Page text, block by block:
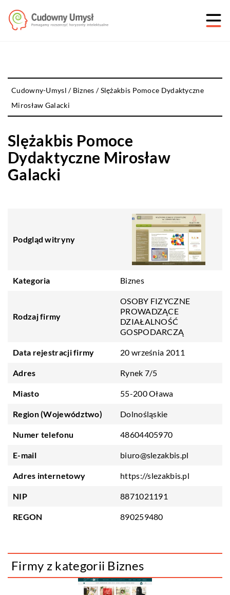
Cudowny-Umysl / Biznes /Slężakbis Pomoce Dydaktyczne
Mirosław Galacki
Slężakbis Pomoce
Dydaktyczne Mirosław
Galacki
Podgląd witryny
Kategoria Biznes
Rodzaj firmy
OSOBY FIZYCZNE
PROWADZĄCE
DZIAŁALNOŚĆ
GOSPODARCZĄ
Data rejestracji firmy 20 września 2011
Adres Rynek 7/5
Miasto 55-200 Oława
Region (Województwo) Dolnośląskie
Numer telefonu 48604405970
E-mail biuro@slezakbis.pl
Adres internetowy https://slezakbis.pl
NIP 8871021191
REGON 890259480
Firmy z kategorii Biznes